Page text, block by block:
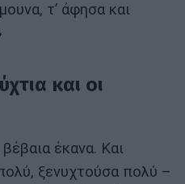
τ’ άφησα και
και οι
έκανα. Και
ξενυχτούσα πολύ –